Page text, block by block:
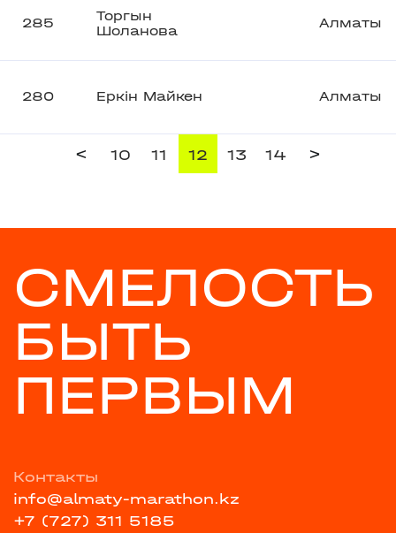
285
Торгын
Шоланова
Алматы
280 Еркiн Майкен Алматы
< 10 11 12 13 14 >
СМЕЛОСТЬ
БЫТЬ
ПЕРВЫМ
Контакты
info@almaty-marathon.kz
+7 (727) 311 5185